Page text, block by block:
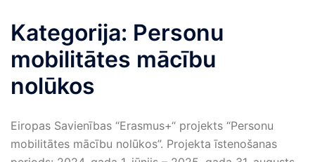
Kategorija: Personu
mobilitātes mācību
nolūkos
Eiropas Savienības “Erasmus+“ projekts “Personu
mobilitātes mācību nolūkos”. Projekta īstenošanas